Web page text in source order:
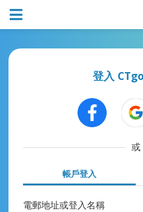
登入
或
帳戶登入
電郵地址或登入名稱